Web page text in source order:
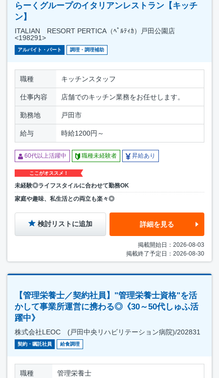
らーくグループのイタリアンレストラン【キッチ
ン】
ITALIAN RESORT PERTICA（ﾍﾟﾙﾃｨｶ）戸田公園店
<198291>
アルバイト・パート 調理・調理補助
職種 キッチンスタッフ
仕事内容 店舗でのキッチン業務をお任せします。
勤務地 戸田市
給与 時給1200円～
60代以上活躍中 職種未経験者 昇給あり
ここがオススメ！
未経験◎ライフスタイルに合わせて勤務OK
家庭や趣味、私生活との両立も楽々◎
検討リストに追加 詳細を見る
掲載開始日：2026-08-03
掲載終了予定日：2026-08-30
【管理栄養士／契約社員】"管理栄養士資格"を活
かして事業所運営に携わる◎《30～50代しゅふ活
躍中》
株式会社LEOC (戸田中央リハビリテーション病院)/202831
契約・嘱託社員 給食調理
職種 管理栄養士